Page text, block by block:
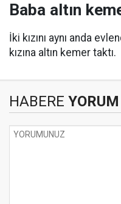
Baba altın
İki kızını aynı anda
kızına altın kemer taktı.
HABERE